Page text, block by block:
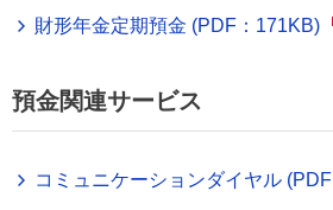
財形年金定期預金 (PDF：171KB)
預金関連サービス
コミュニケーションダイヤル